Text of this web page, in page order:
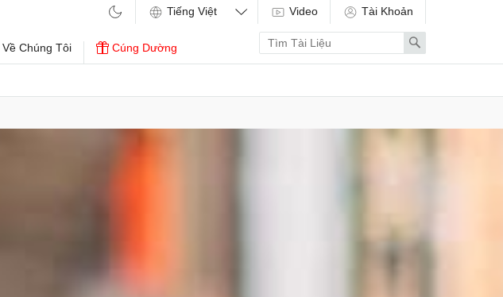
Về Chúng Tôi Cúng Dường
Video Tài Khoản
Enter
search
term
Search